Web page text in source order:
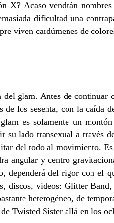
X? Acaso vendrán
dificultad una
viven cardúmenes de
glam. Antes de
los sesenta, con la
es solamente un
lado transexual a través
del todo al movimiento.
angular y centro
dependerá del rigor con el
discos, videos: Glitter
heterogéneo, de
Twisted Sister allá en los